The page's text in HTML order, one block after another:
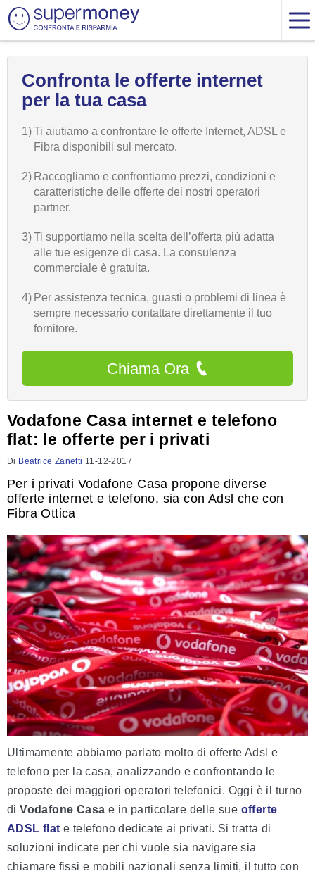
Confronta le offerte internet
per la tua casa
1)Ti aiutiamo a confrontare le offerte Internet, ADSL e
Fibra disponibili sul mercato.
2) Raccogliamo e confrontiamo prezzi, condizioni e
caratteristiche delle offerte dei nostri operatori
partner.
3)Ti supportiamo nella scelta dell’offerta più adatta
alle tue esigenze di casa. La consulenza
commerciale è gratuita.
4) Per assistenza tecnica, guasti o problemi di linea è
sempre necessario contattare direttamente il tuo
fornitore.
Chiama Ora
Vodafone Casa internet e telefono
flat: le offerte per i privati
Di Beatrice Zanetti 11-12-2017
Per i privati Vodafone Casa propone diverse
offerte internet e telefono, sia con Adsl che con
Fibra Ottica
Ultimamente abbiamo parlato molto di offerte Adsl e
telefono per la casa, analizzando e confrontando le
proposte dei maggiori operatori telefonici. Oggi è il turno
diVodafone Casa e in particolare delle sue offerte
ADSL flat e telefono dedicate ai privati. Si tratta di
soluzioni indicate per chi vuole sia navigare sia
chiamare fissi e mobili nazionali senza limiti, il tutto con